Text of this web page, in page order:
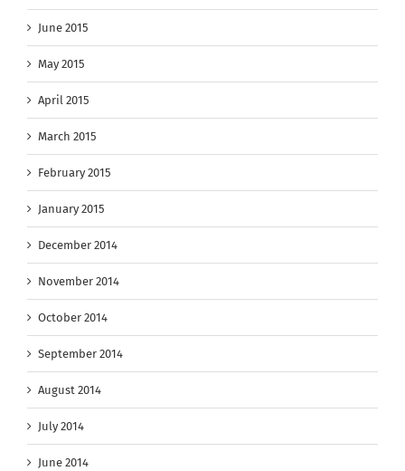
June 2015
May 2015
April 2015
March 2015
February 2015
January 2015
December 2014
November 2014
October 2014
September 2014
August 2014
July 2014
June 2014